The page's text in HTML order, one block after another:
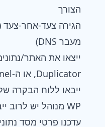
הצורך
מעבר DNS)
Duplicator, או ה-cPanel של הספק שלכם)
ייבאו ללוח הבקרה
WP מנוהל יש לרוב ייבוא בקליק אחד)
עדכנו פרטי מסד